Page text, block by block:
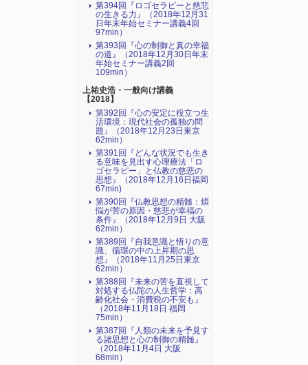
第394回『ロゴセラピーと慈悲
の生きる力』（2018年12月31
日年末年始セミナー講義4回
97min）
第393回『心の制御と真の幸福
の道』（2018年12月30日年末
年始セミナー講義2回
109min）
上祐史浩・一般向け講義
【2018】
第392回『心の安定に役立つ生
活環境：現代社会の孤独の問
題』（2018年12月23日東京
62min）
第391回『どんな状況でも生き
る意味を見出す心理療法「ロ
ゴセラピー」と仏教の慈悲の
思想』（2018年12月16日福岡
67min)
第390回『仏教思想の精髄：煩
悩が苦の原因・慈悲が幸福の
条件』（2018年12月9日 大阪
62min）
第389回『自我意識と悟りの意
識、循環の中の上昇期の思
想』（2018年11月25日東京
62min）
第388回『未来の苦を直視して
対処する仏陀の人生哲学：高
齢化社会・消費税の不安も』
（2018年11月18日 福岡
75min）
第387回『人類の未来を予見す
る諸思想と心の制御の精髄』
（2018年11月4日 大阪
68min）